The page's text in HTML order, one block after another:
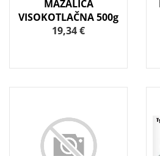
MAZALICA
VISOKOTLAČNA 500g
19,34 €